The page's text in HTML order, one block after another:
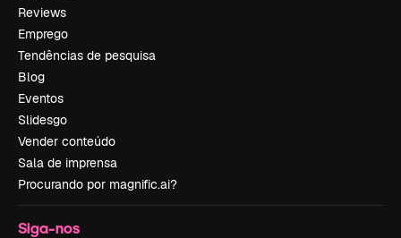
Reviews
Emprego
Tendências de pesquisa
Blog
Eventos
Slidesgo
Vender conteúdo
Sala de imprensa
Procurando por magnific.ai?
Siga-nos